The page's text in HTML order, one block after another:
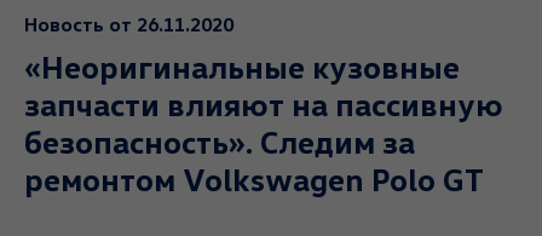
Новость от 26.11.2020
«Неоригинальные кузовные
запчасти влияют на пассивную
безопасность». Следим за
ремонтом Volkswagen Polo GT